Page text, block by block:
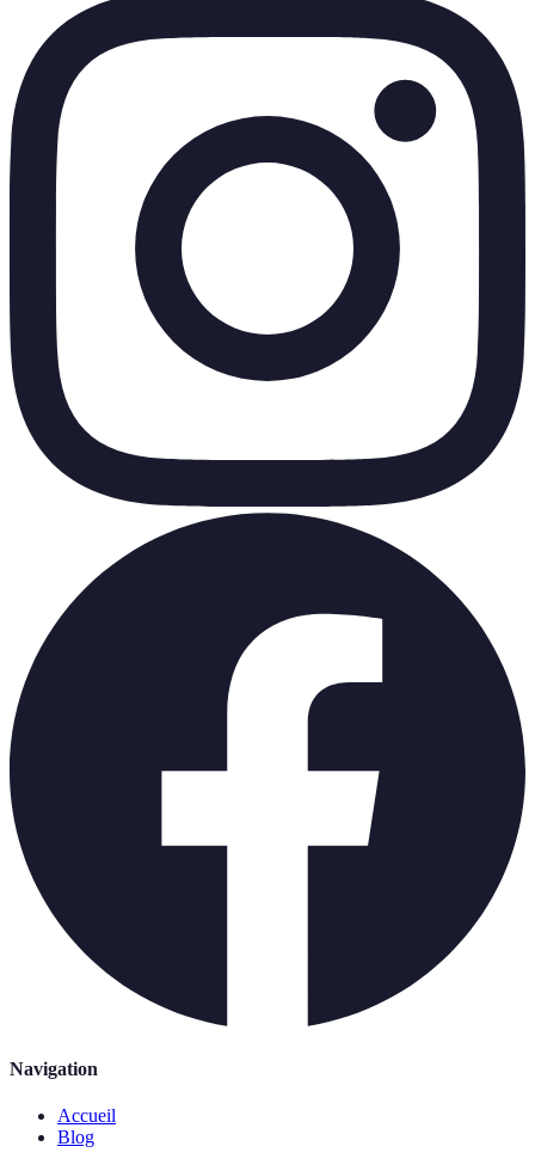
Navigation
Accueil
Blog